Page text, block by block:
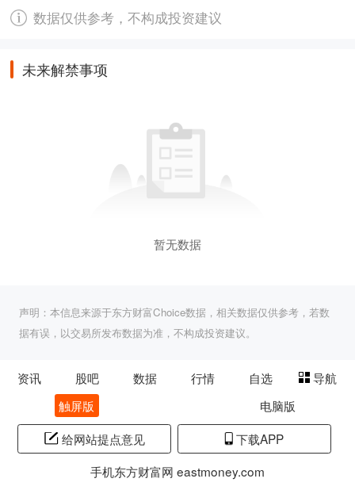
数据仅供参考，不构成投资建议
未来解禁事项
暂无数据
声明：本信息来源于东方财富Choice数据，相关数据仅供参考，若数
据有误，以交易所发布数据为准，不构成投资建议。
资讯 股吧 数据 行情 自选
导航
触屏版
电脑版
给网站提点意见
下载APP
手机东方财富网 eastmoney.com